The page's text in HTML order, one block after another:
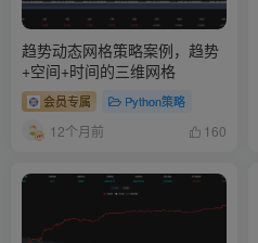
趋势动态网格策略案例，趋势
+空间+时间的三维网格
会员专属 Python策略
12个月前 160